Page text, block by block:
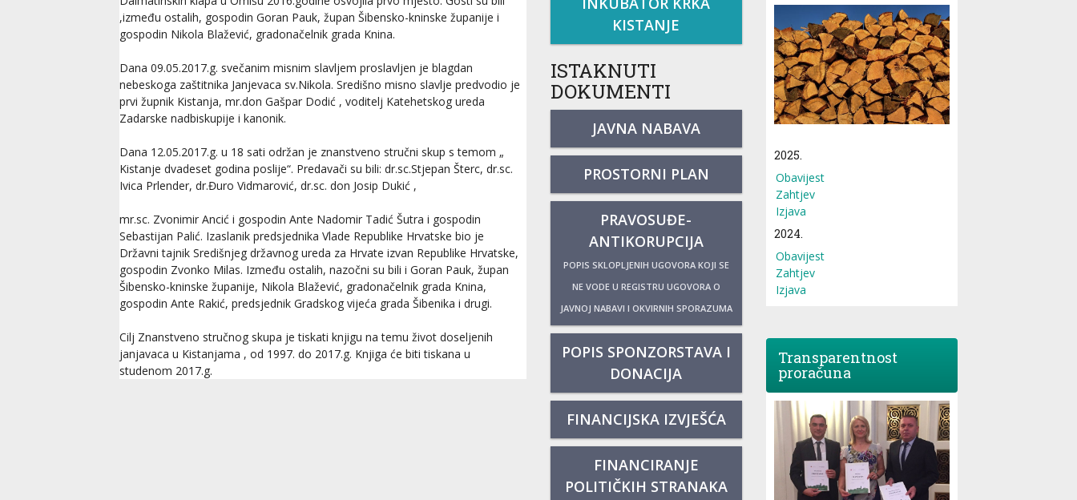
,između ostalih, gospodin Goran Pauk, župan Šibensko-kninske županije i
gospodin Nikola Blažević, gradonačelnik grada Knina.
Dana 09.05.2017.g. svečanim misnim slavljem proslavljen je blagdan
nebeskoga zaštitnika Janjevaca sv.Nikola. Središno misno slavlje predvodio je
prvi župnik Kistanja, mr.don Gašpar Dodić , voditelj Katehetskog ureda
Zadarske nadbiskupije i kanonik.
Dana 12.05.2017.g. u 18 sati održan je znanstveno stručni skup s temom „
Kistanje dvadeset godina poslije“. Predavači su bili: dr.sc.Stjepan Šterc, dr.sc.
Ivica Prlender, dr.Đuro Vidmarović, dr.sc. don Josip Dukić ,
mr.sc. Zvonimir Ancić i gospodin Ante Nadomir Tadić Šutra i gospodin
Sebastijan Palić. Izaslanik predsjednika Vlade Republike Hrvatske bio je
Državni tajnik Središnjeg državnog ureda za Hrvate izvan Republike Hrvatske,
gospodin Zvonko Milas. Između ostalih, nazočni su bili i Goran Pauk, župan
Šibensko-kninske županije, Nikola Blažević, gradonačelnik grada Knina,
gospodin Ante Rakić, predsjednik Gradskog vijeća grada Šibenika i drugi.
Cilj Znanstveno stručnog skupa je tiskati knjigu na temu život doseljenih
janjavaca u Kistanjama , od 1997. do 2017.g. Knjiga će biti tiskana u
studenom 2017.g.
KISTANJE
ISTAKNUTI
DOKUMENTI
JAVNA NABAVA
PROSTORNI PLAN
PRAVOSUĐE-
ANTIKORUPCIJA
POPIS SKLOPLJENIH UGOVORA KOJI SE
NE VODE U REGISTRU UGOVORA O
JAVNOJ NABAVI I OKVIRNIH SPORAZUMA
POPIS SPONZORSTAVA I
DONACIJA
FINANCIJSKA IZVJEŠĆA
FINANCIRANJE
POLITIČKIH STRANAKA
2025.
Obavijest
Zahtjev
Izjava
2024.
Obavijest
Zahtjev
Izjava
Transparentnost
proračuna